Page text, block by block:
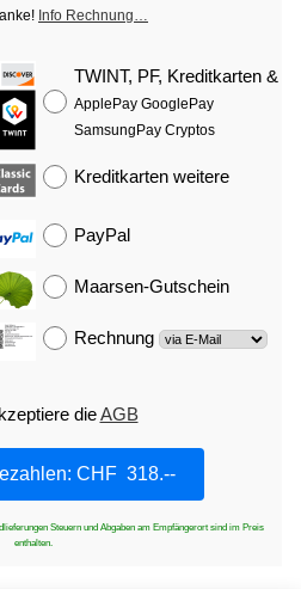
Info Rechnung…
TWINT, PF, Kreditkarten &
ApplePay GooglePay
SamsungPay Cryptos
Kreditkarten weitere
PayPal
Maarsen-Gutschein
Rechnung
dieAGB
Steuern und Abgaben am Empfängerort sind im Preis
enthalten.